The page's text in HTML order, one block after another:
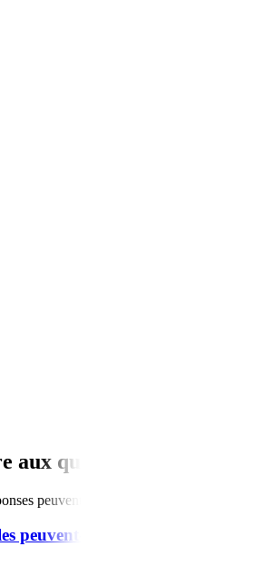
aux questions
peuvent vous aider.
peuvent-ils être infectés par des